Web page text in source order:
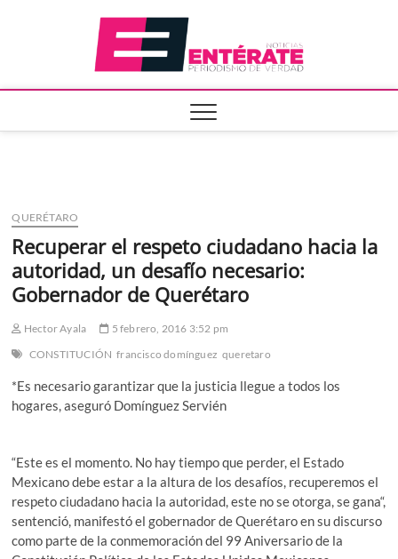
QUERÉTARO
Recuperar el respeto ciudadano hacia la
autoridad, un desafío necesario:
Gobernador de Querétaro
Hector Ayala
5 febrero, 2016 3:52 pm
CONSTITUCIÓN francisco domínguez queretaro
*Es necesario garantizar que la justicia llegue a todos los
hogares, aseguró Domínguez Servién
“Este es el momento. No hay tiempo que perder, el Estado
Mexicano debe estar a la altura de los desafíos, recuperemos el
respeto ciudadano hacia la autoridad, este no se otorga, se gana“,
sentenció, manifestó el gobernador de Querétaro en su discurso
como parte de la conmemoración del 99 Aniversario de la